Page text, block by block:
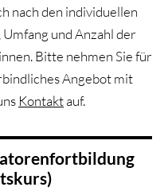
nach den individuellen
und Anzahl der
Bitte nehmen Sie für
Angebot mit
Kontaktauf.